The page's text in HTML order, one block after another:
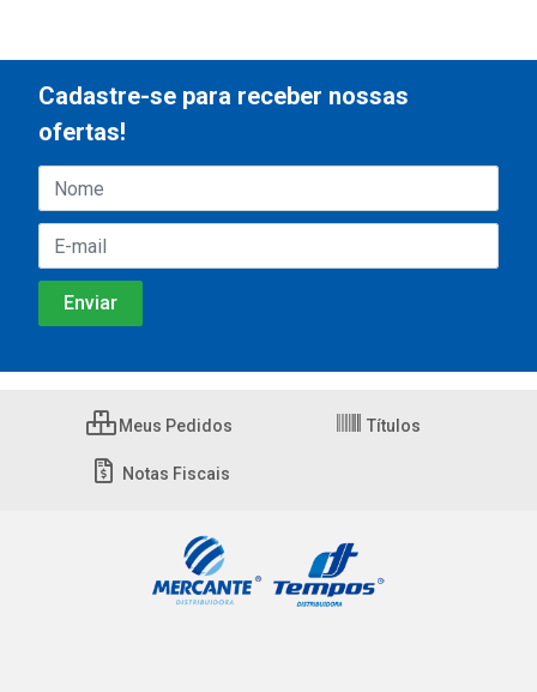
Cadastre-se para receber nossas
ofertas!
Meus Pedidos Títulos
Notas Fiscais